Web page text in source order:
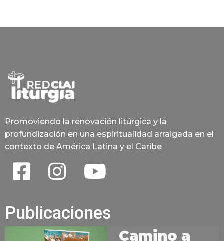
Promoviendo la renovación litúrgica y la
profundización en una espiritualidad arraigada en el
contexto de América Latina y el Caribe
Publicaciones
Camino a